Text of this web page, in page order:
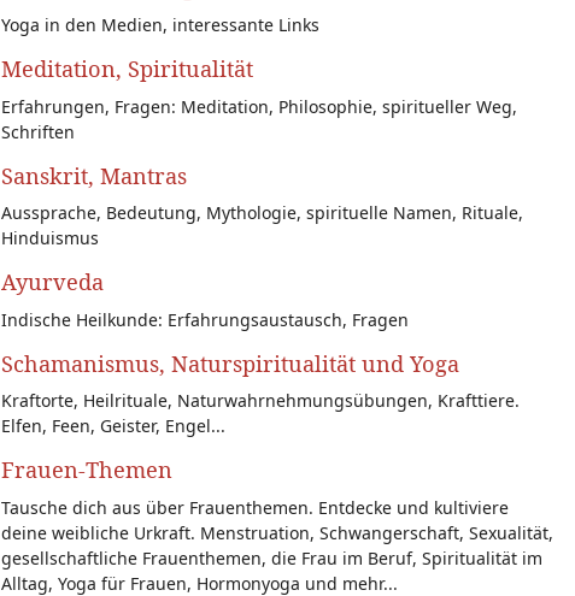
Yoga in den Medien, interessante Links
Meditation, Spiritualität
Erfahrungen, Fragen: Meditation, Philosophie, spiritueller Weg,
Schriften
Sanskrit, Mantras
Aussprache, Bedeutung, Mythologie, spirituelle Namen, Rituale,
Hinduismus
Ayurveda
Indische Heilkunde: Erfahrungsaustausch, Fragen
Schamanismus, Naturspiritualität und Yoga
Kraftorte, Heilrituale, Naturwahrnehmungsübungen, Krafttiere.
Elfen, Feen, Geister, Engel...
Frauen-Themen
Tausche dich aus über Frauenthemen. Entdecke und kultiviere
deine weibliche Urkraft. Menstruation, Schwangerschaft, Sexualität,
gesellschaftliche Frauenthemen, die Frau im Beruf, Spiritualität im
Alltag, Yoga für Frauen, Hormonyoga und mehr...